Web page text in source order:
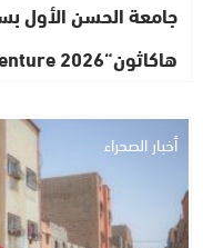
جامعة الحسن الأول
هاكاثون“InnoVenture 2026” لتعزيز الابتكار…
أخبار الصحراء